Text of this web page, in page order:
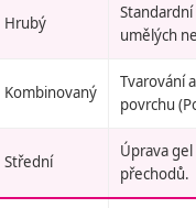
Hrubý
umělých
Kombinovaný
Tvarování
povrchu
Střední
Úprava gel
přechodů.